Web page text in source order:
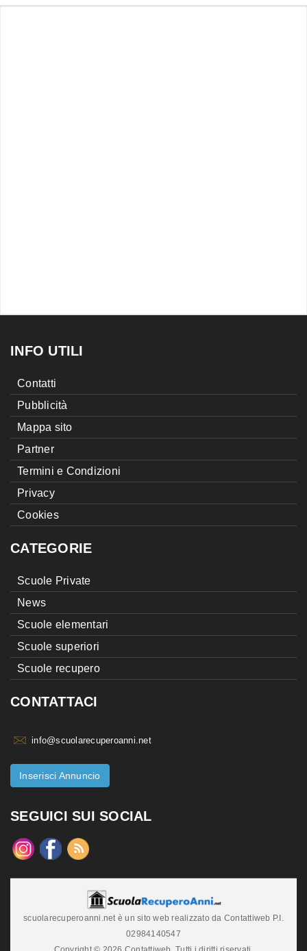
INFO UTILI
Contatti
Pubblicità
Mappa sito
Partner
Termini e Condizioni
Privacy
Cookies
CATEGORIE
Scuole Private
News
Scuole elementari
Scuole superiori
Scuole recupero
CONTATTACI
info@scuolarecuperoanni.net
Inserisci Annuncio
SEGUICI SUI SOCIAL
scuolarecuperoanni.net è un sito web realizzato da Contattiweb P.I.
02984140547